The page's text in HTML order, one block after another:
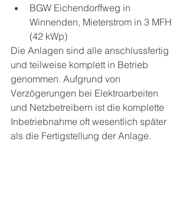
BGW Eichendorffweg in
Winnenden, Mieterstrom in 3 MFH
(42 kWp)
Die Anlagen sind alle anschlussfertig
und teilweise komplett in Betrieb
genommen. Aufgrund von
Verzögerungen bei Elektroarbeiten
und Netzbetreibern ist die komplette
Inbetriebnahme oft wesentlich später
als die Fertigstellung der Anlage.